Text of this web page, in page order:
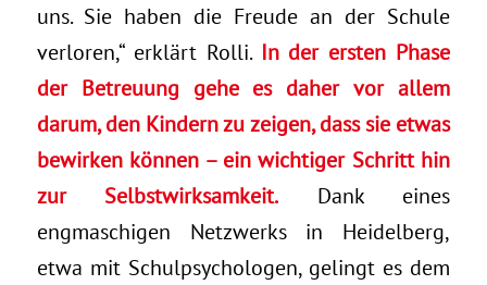
uns. Sie haben die Freude an der Schule
verloren,“ erklärt Rolli. In der ersten Phase
der Betreuung gehe es daher vor allem
darum, den Kindern zu zeigen, dass sie etwas
bewirken können – ein wichtiger Schritt hin
zur Selbstwirksamkeit. Dank eines
engmaschigen Netzwerks in Heidelberg,
etwa mit Schulpsychologen, gelingt es dem